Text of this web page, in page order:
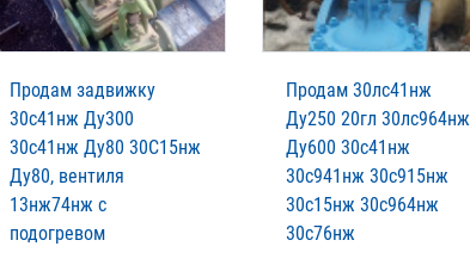
Продам задвижку
30с41нж Ду300
30с41нж Ду80 30С15нж
Ду80, вентиля
13нж74нж с
подогревом
Продам 30лс41нж
Ду250 20гл 30лс964нж
Ду600 30с41нж
30с941нж 30с915нж
30с15нж 30с964нж
30с76нж